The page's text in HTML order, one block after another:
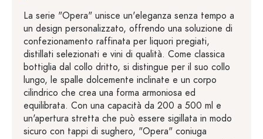
La serie "Opera" unisce un'eleganza senza tempo a
un design personalizzato, offrendo una soluzione di
confezionamento raffinata per liquori pregiati,
distillati selezionati e vini di qualità. Come classica
bottiglia dal collo dritto, si distingue per il suo collo
lungo, le spalle dolcemente inclinate e un corpo
cilindrico che crea una forma armoniosa ed
equilibrata. Con una capacità da 200 a 500 ml e
un'apertura stretta che può essere sigillata in modo
sicuro con tappi di sughero, "Opera" coniuga